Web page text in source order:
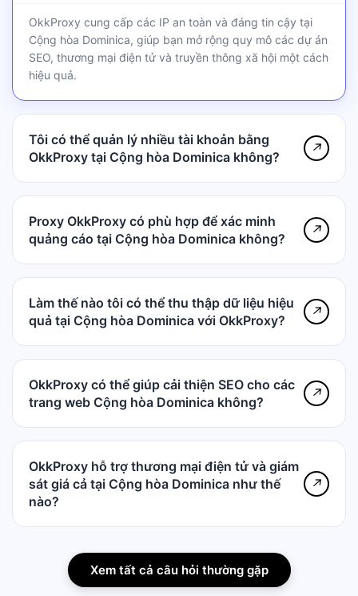
OkkProxy cung cấp các IP an toàn và đáng tin cậy tại
Cộng hòa Dominica, giúp bạn mở rộng quy mô các dự án
SEO, thương mại điện tử và truyền thông xã hội một cách
hiệu quả.
Tôi có thể quản lý nhiều tài khoản bằng
OkkProxy tại Cộng hòa Dominica không?
↗
Proxy OkkProxy có phù hợp để xác minh
quảng cáo tại Cộng hòa Dominica không?
↗
Làm thế nào tôi có thể thu thập dữ liệu hiệu
quả tại Cộng hòa Dominica với OkkProxy?
↗
OkkProxy có thể giúp cải thiện SEO cho các
trang web Cộng hòa Dominica không?
↗
OkkProxy hỗ trợ thương mại điện tử và giám
sát giá cả tại Cộng hòa Dominica như thế
nào?
↗
Xem tất cả câu hỏi thường gặp